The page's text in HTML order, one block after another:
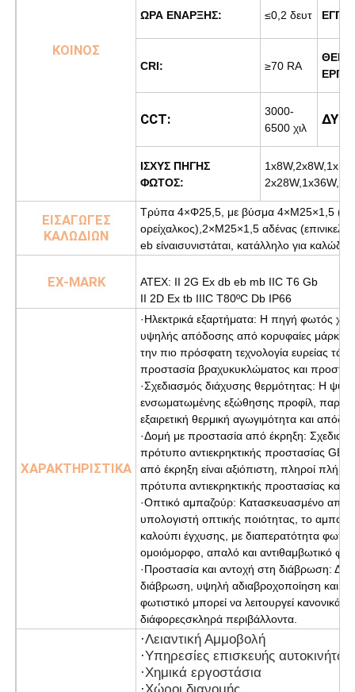
ΚΟΙΝΟΣ
ΩΡΑ ΕΝΑΡΞΗΣ: ≤0,2 δευτ
CRI: ≥70 RA
CCT:
3000-
6500 χιλ
ΙΣΧΥΣ ΠΗΓΗΣ
ΦΩΤΟΣ:
2x28W,1x36W,
ΕΙΣΑΓΩΓΕΣ
ΚΑΛΩΔΙΩΝ
Τρύπα 4×Φ25,5, με βύσμα 4×M25×1,5
ορείχαλκος), 2×M25×1,5 αδένας
eb είναισυνιστάται, κατάλληλο για
EX-MARK
ATEX: II 2G Ex db eb mb IIC T6 Gb
II 2D Ex tb IIIC T80ºC Db IP66
ΧΑΡΑΚΤΗΡΙΣΤΙΚΑ
·Ηλεκτρικά εξαρτήματα: Η πηγή φωτός
υψηλής απόδοσης από κορυφαίες μάρκες
την πιο πρόσφατη τεχνολογία ευρείας
προστασία βραχυκυκλώματος και
·Σχεδιασμός διάχυσης θερμότητας: Η
ενσωματωμένης εξώθησης προφίλ,
εξαιρετική θερμική αγωγιμότητα και
·Δομή με προστασία από έκρηξη:
πρότυπο αντιεκρηκτικής προστασίας
από έκρηξη είναι αξιόπιστη, πληροί
πρότυπα αντιεκρηκτικής προστασίας και
·Οπτικό αμπαζούρ: Κατασκευασμένο από
υπολογιστή οπτικής ποιότητας, το
καλούπι έγχυσης, με διαπερατότητα
ομοιόμορφο, απαλό και αντιθαμβωτικό
·Προστασία και αντοχή στη διάβρωση:
διάβρωση, υψηλή αδιαβροχοποίηση και
φωτιστικό μπορεί να λειτουργεί κανονικά
διάφορεςσκληρά περιβάλλοντα.
·Λειαντική Αμμοβολή
·Υπηρεσίες επισκευής αυτοκινήτων
·Χημικά εργοστάσια